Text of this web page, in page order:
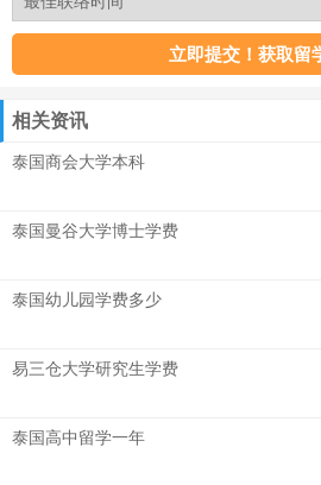
相关资讯
泰国商会大学本科
泰国曼谷大学博士学费
泰国幼儿园学费多少
易三仓大学研究生学费
泰国高中留学一年